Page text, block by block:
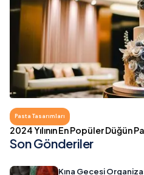
Pasta Tasarımları
2024 Yılının En Popüler Düğün
Son Gönderiler
Kına Gecesi